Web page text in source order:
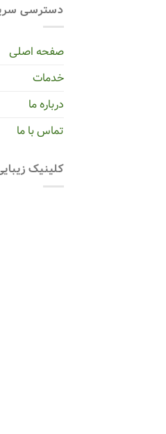
دسترسی
صفحه اصلی
خدمات
درباره ما
تماس با ما
کلینیک